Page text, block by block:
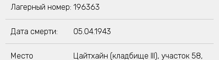
Лагерный номер: 196363
Дата смерти: 05.04.1943
Место
Цайтхайн (кладбище III), участок 58,